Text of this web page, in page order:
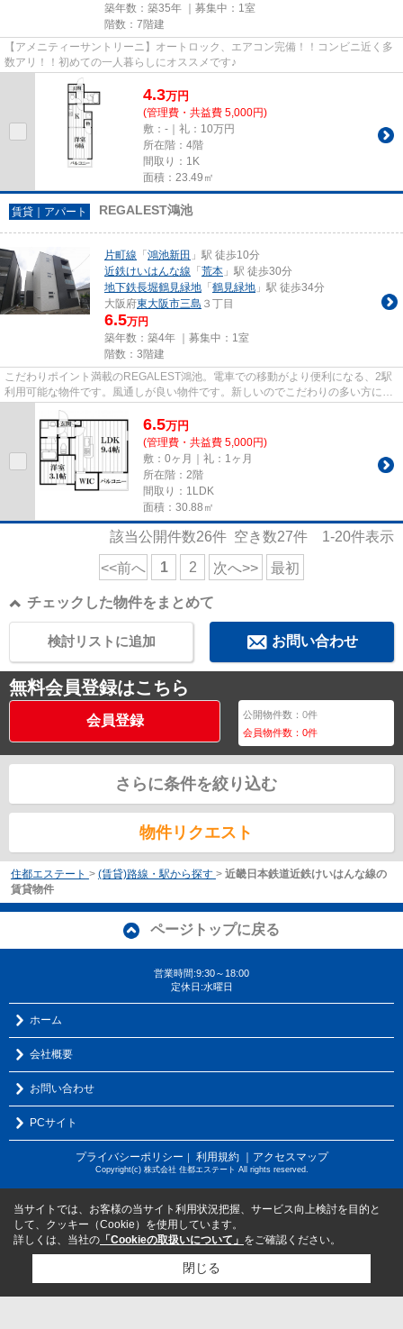
築年数：築35年 ｜募集中： 1室
階数：7階建
【アメニティーサントリーニ】オートロック、エアコン完備！！コンビニ近く多
数アリ！！初めての一人暮らしにオススメです♪
4.3万円
(管理費・共益費 5,000円)
敷：-｜礼：10万円
所在階：4階
間取り：1K
面積：23.49㎡
賃貸｜アパート REGALEST鴻池
片町線 「 鴻池新田 」駅 徒歩10分
近鉄けいはんな線 「 荒本 」駅 徒歩30分
地下鉄長堀鶴見緑地 「 鶴見緑地 」駅 徒歩34分
大阪府東大阪市三島 ３丁目
6.5万円
築年数：築4年 ｜募集中： 1室
階数：3階建
こだわりポイント満載のREGALEST鴻池。電車での移動がより便利になる、2駅
利用可能な物件です。風通しが良い物件です。新しいのでこだわりの多い方にも
おすすめの築浅物件です。できる...
6.5万円
(管理費・共益費 5,000円)
敷：0ヶ月｜礼：1ヶ月
所在階：2階
間取り：1LDK
面積：30.88㎡
該当公開件数26件 空き数27件 1-20件表示
<<前へ 1 2 次へ>> 最初
チェックした物件をまとめて
お問い合わせ
検討リストに追加
無料会員登録はこちら
会員登録 公開物件数：0件
会員物件数：0件
さらに条件を絞り込む
物件リクエスト
住都エステート > (賃貸)路線・駅から探す > 近畿日本鉄道近鉄けいはんな線の
賃貸物件
ページトップに戻る
営業時間:9:30～18:00
定休日:水曜日
ホーム
会社概要
お問い合わせ
PCサイト
プライバシーポリシー ｜ 利用規約 ｜アクセスマップ
Copyright(c) 株式会社 住都エステート All rights reserved.
当サイトでは、お客様の当サイト利用状況把握、サービス向上検討を目的と
して、クッキー（Cookie）を使用しています。
詳しくは、当社の 「Cookieの取扱いについて」 をご確認ください。
閉じる